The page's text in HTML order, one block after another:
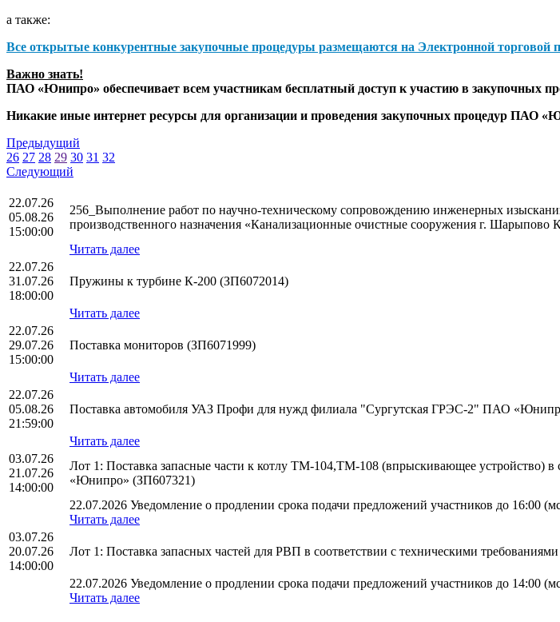
а также:
Все открытые конкурентные закупочные процедуры размещаются на Электронной
Важно знать!
ПАО «Юнипро» обеспечивает всем участникам бесплатный доступ к участию в закупочных
Никакие иные интернет ресурсы для организации и проведения закупочных процедур ПАО
Предыдущий
26 27 28 29 30 31 32
Следующий
22.07.26
05.08.26
15:00:00
256_Выполнение работ по научно-техническому сопровождению инженерных
производственного назначения «Канализационные очистные сооружения г. Шарыпово
Читать далее
22.07.26
31.07.26
18:00:00
Пружины к турбине К-200 (ЗП6072014)
Читать далее
22.07.26
29.07.26
15:00:00
Поставка мониторов (ЗП6071999)
Читать далее
22.07.26
05.08.26
21:59:00
Поставка автомобиля УАЗ Профи для нужд филиала "Сургутская ГРЭС-2" ПАО
Читать далее
03.07.26
21.07.26
14:00:00
Лот 1: Поставка запасные части к котлу ТМ-104,ТМ-108 (впрыскивающее устройство)
«Юнипро» (ЗП607321)
22.07.2026 Уведомление о продлении срока подачи предложений участников до 16:00
Читать далее
03.07.26
20.07.26
14:00:00
Лот 1: Поставка запасных частей для РВП в соответствии с техническими
22.07.2026 Уведомление о продлении срока подачи предложений участников до 14:00
Читать далее